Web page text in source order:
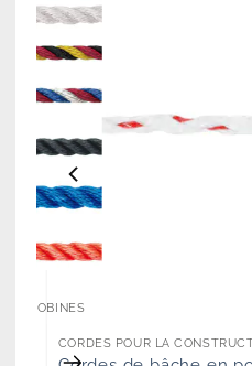
CORDES POUR LA
BOBINES